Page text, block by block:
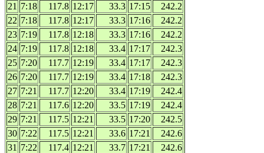
21 7:18 117.8 12:17 33.3 17:15
242.2
22 7:18 117.8 12:17 33.3 17:16
242.2
23 7:19 117.8 12:18 33.3 17:16
242.2
24 7:19 117.8 12:18 33.4 17:17
242.3
25 7:20 117.7 12:19 33.4 17:17
242.3
26 7:20 117.7 12:19 33.4 17:18
242.3
27 7:21 117.7 12:20 33.4 17:19
242.4
28 7:21 117.6 12:20 33.5 17:19
242.4
29 7:21 117.5 12:21 33.5 17:20
242.5
30 7:22 117.5 12:21 33.6 17:21
242.6
31 7:22 117.4 12:21 33.7 17:21 242.6